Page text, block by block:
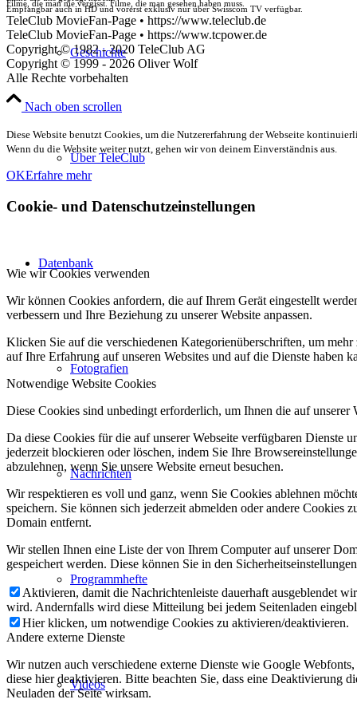
Geschichte
Über TeleClub
Datenbank
Fotografien
Nachrichten
Programmhefte
Videos
Filme, die man nie vergisst. Filme, die man gesehen haben muss.
Empfangbar auch in HD und vorerst exklusiv nur über Swisscom TV verfügbar.
TeleClub MovieFan-Page • https://www.teleclub.de
TeleClub MovieFan-Page • https://www.tcpower.de
Copyright © 1982 - 2020 TeleClub AG
Copyright © 1999 - 2026 Oliver Wolf
Alle Rechte vorbehalten
Nach oben scrollen
Diese Website benutzt Cookies, um die Nutzererfahrung der Webseite
Wenn du die Website weiter nutzt, gehen wir von deinem Einverständnis aus.
OKErfahre mehr
Cookie- und Datenschutzeinstellungen
Wie wir Cookies verwenden
Wir können Cookies anfordern, die auf Ihrem Gerät eingestellt
verbessern und Ihre Beziehung zu unserer Website anpassen.
Klicken Sie auf die verschiedenen Kategorienüberschriften, um
auf Ihre Erfahrung auf unseren Websites und auf die Dienste haben
Notwendige Website Cookies
Diese Cookies sind unbedingt erforderlich, um Ihnen die auf
Da diese Cookies für die auf unserer Webseite verfügbaren
jederzeit blockieren oder löschen, indem Sie Ihre
abzulehnen, wenn Sie unsere Website erneut besuchen.
Wir respektieren es voll und ganz, wenn Sie Cookies ablehnen
speichern. Sie können sich jederzeit abmelden oder andere Cookies
Domain entfernt.
Wir stellen Ihnen eine Liste der von Ihrem Computer auf unserer
gespeichert werden. Diese können Sie in den
Aktivieren, damit die Nachrichtenleiste dauerhaft ausgeblendet
wird. Andernfalls wird diese Mitteilung bei jedem Seitenladen
Hier klicken, um notwendige Cookies zu aktivieren/deaktivieren.
Andere externe Dienste
Wir nutzen auch verschiedene externe Dienste wie Google
diese hier deaktivieren. Bitte beachten Sie, dass eine Deaktivierung
Neuladen der Seite wirksam.